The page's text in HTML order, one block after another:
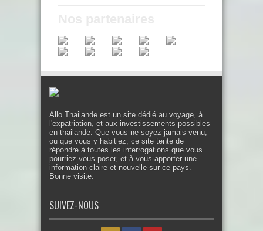
Allo Thailande est un site dédié au voyage, à
l'expatriation, et aux investissements possibles
en thailande. Que vous ne soyez jamais venu,
ou que vous y habitiez, ce site tente de
répondre à toutes les interrogations que vous
pourriez vous poser, et à vous apporter une
information claire et nouvelle sur ce pays.
Bonne visite.
SUIVEZ-NOUS